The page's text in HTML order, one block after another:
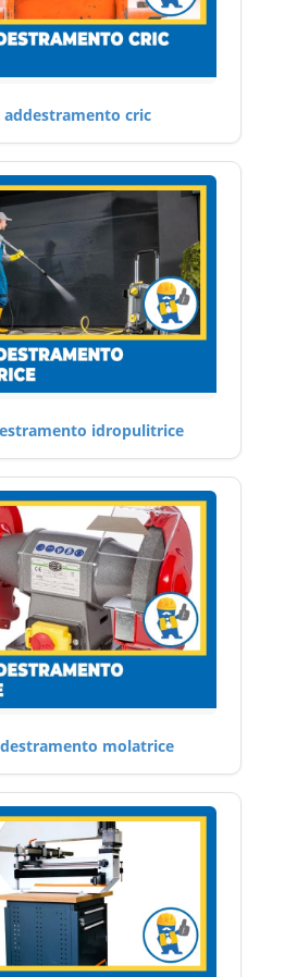
addestramento cric
idropulitrice
molatrice